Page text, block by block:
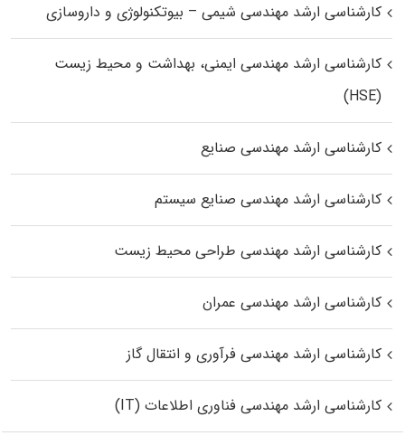
کارشناسی ارشد مهندسی شیمی – بیوتکنولوژی و داروسازی
کارشناسی ارشد مهندسی ایمنی، بهداشت و محیط زیست
(HSE)
کارشناسی ارشد مهندسی صنایع
کارشناسی ارشد مهندسی صنایع سیستم
کارشناسی ارشد مهندسی طراحی محیط زیست
کارشناسی ارشد مهندسی عمران
کارشناسی ارشد مهندسی فرآوری و انتقال گاز
کارشناسی ارشد مهندسی فناوری اطلاعات (IT)